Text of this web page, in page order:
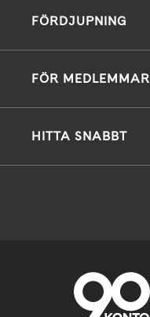
FÖRDJUPNING
FÖR MEDLEMMAR
HITTA SNABBT